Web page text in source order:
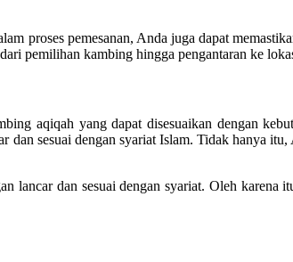
proses pemesanan, Anda juga dapat
pemilihan kambing hingga pengantaran ke
aqiqah yang dapat disesuaikan dengan
sesuai dengan syariat Islam. Tidak hanya
lancar dan sesuai dengan syariat. Oleh karena